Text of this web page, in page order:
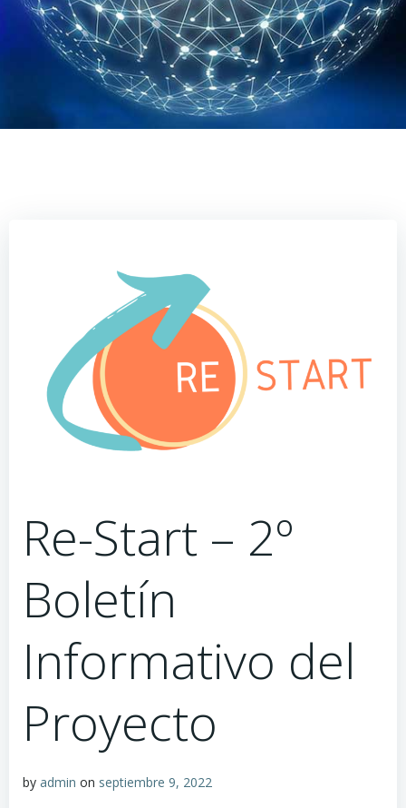
Re-Start – 2º
Boletín
Informativo del
Proyecto
by admin on septiembre 9, 2022